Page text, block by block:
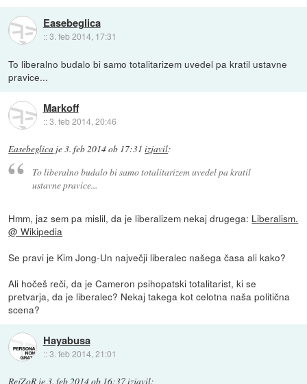
Easebeglica
::3. feb 2014, 17:31
To liberalno budalo bi samo totalitarizem uvedel pa kratil ustavne
pravice...
Markoff
::3. feb 2014, 20:46
Easebeglica je3. feb 2014 ob 17:31 izjavil:
To liberalno budalo bi samo totalitarizem uvedel pa kratil
ustavne pravice...
Hmm, jaz sem pa mislil, da je liberalizem nekaj drugega: Liberalism.
@ Wikipedia
Se pravi je Kim Jong-Un največji liberalec našega časa ali kako?
Ali hočeš reči, da je Cameron psihopatski totalitarist, ki se
pretvarja, da je liberalec? Nekaj takega kot celotna naša politična
scena?
Hayabusa
::3. feb 2014, 21:01
RejZoR je3. feb 2014 ob 16:37izjavil: